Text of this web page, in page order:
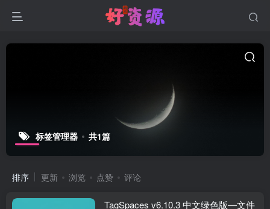
标签管理器 共1篇
排序 更新 浏览 点赞 评论
TagSpaces v6.10.3 中文绿色版—文件